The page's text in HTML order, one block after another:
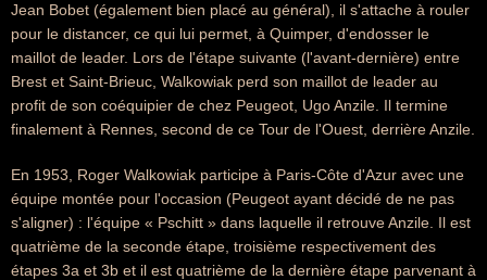
Jean Bobet (également bien placé au général), il s'attache à rouler
pour le distancer, ce qui lui permet, à Quimper, d'endosser le
maillot de leader. Lors de l'étape suivante (l'avant-dernière) entre
Brest et Saint-Brieuc, Walkowiak perd son maillot de leader au
profit de son coéquipier de chez Peugeot, Ugo Anzile. Il termine
finalement à Rennes, second de ce Tour de l'Ouest, derrière Anzile.
En 1953, Roger Walkowiak participe à Paris-Côte d'Azur avec une
équipe montée pour l'occasion (Peugeot ayant décidé de ne pas
s'aligner) : l'équipe « Pschitt » dans laquelle il retrouve Anzile. Il est
quatrième de la seconde étape, troisième respectivement des
étapes 3a et 3b et il est quatrième de la dernière étape parvenant à